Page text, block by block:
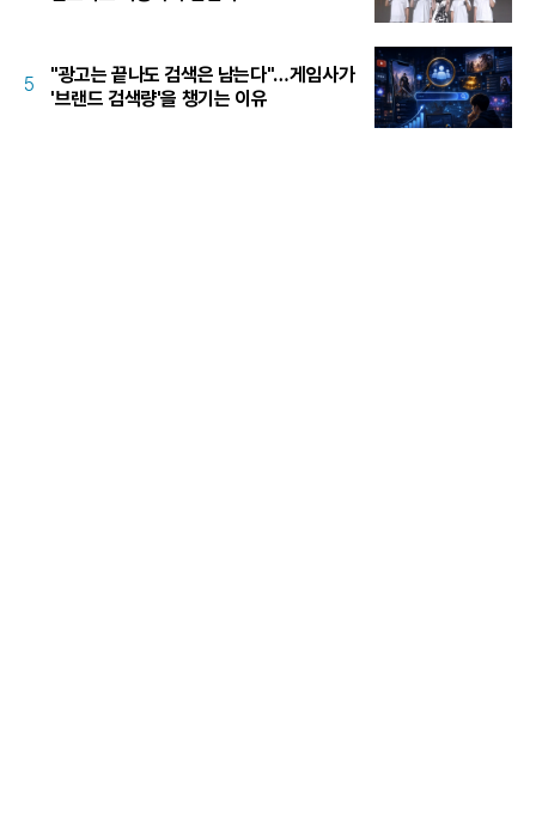
5
"광고는 끝나도 검색은 남는다"…게임사가
'브랜드 검색량'을 챙기는 이유